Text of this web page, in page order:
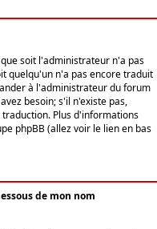
soit l'administrateur n'a pas
quelqu'un n'a pas encore traduit
à l'administrateur du forum
besoin; s'il n'existe pas,
Plus d'informations
phpBB (allez voir le lien en bas
de mon nom